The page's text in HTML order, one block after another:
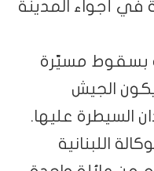
في أجواء المدينة
بسقوط مسيّرة
الجيش
السيطرة عليها.
اللبنانية